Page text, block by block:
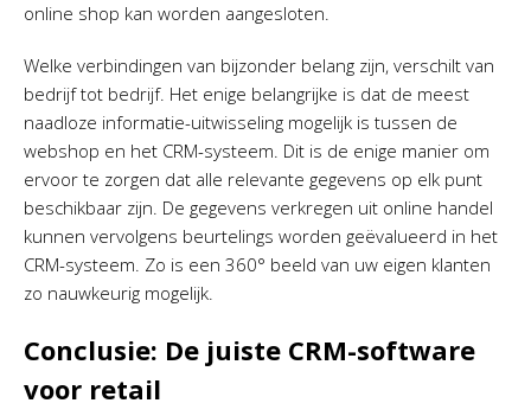
online shop kan worden aangesloten.
Welke verbindingen van bijzonder belang zijn, verschilt van
bedrijf tot bedrijf. Het enige belangrijke is dat de meest
naadloze informatie-uitwisseling mogelijk is tussen de
webshop en het CRM-systeem. Dit is de enige manier om
ervoor te zorgen dat alle relevante gegevens op elk punt
beschikbaar zijn. De gegevens verkregen uit online handel
kunnen vervolgens beurtelings worden geëvalueerd in het
CRM-systeem. Zo is een 360° beeld van uw eigen klanten
zo nauwkeurig mogelijk.
Conclusie: De juiste CRM-software
voor retail